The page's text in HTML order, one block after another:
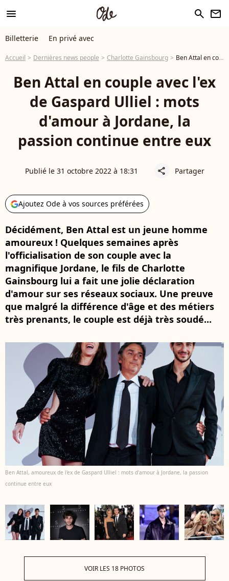
menu search newsletter
Billetterie En privé avec
Accueil Dernières news people Charlotte Gainsbourg Ben Attal en couple avec l'ex de Gaspard Ulliel : mots d'amour à Jordane, la passion continue entre eux
Ben Attal en couple avec l'ex
de Gaspard Ulliel : mots
d'amour à Jordane, la
passion continue entre eux
Publié le 31 octobre 2022 à 18:31 share Partager
Ajoutez Ode à vos sources préférées
Décidément, Ben Attal est un jeune homme
amoureux ! Quelques semaines après
l'officialisation de son couple avec la
magnifique Jordane, le fils de Charlotte
Gainsbourg lui a fait une jolie déclaration
d'amour sur ses réseaux sociaux. Une preuve
que malgré la différence d'âge et des métiers
très prenants, le couple est déjà très soudé...
Ben Attal, amoureux de l'ex de Gaspard Ulliel : mots d'amour à Jordane, la passion
continue entre eux
VOIR LES 18 PHOTOS